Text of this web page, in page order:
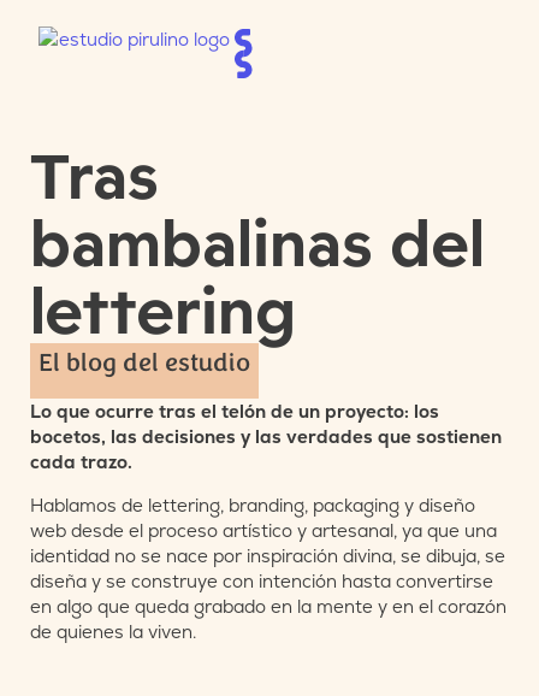
Tras
bambalinas del
lettering
El blog del estudio
Lo que ocurre tras el telón de un proyecto: los
bocetos, las decisiones y las verdades que sostienen
cada trazo.
Hablamos de lettering, branding, packaging y diseño
web desde el proceso artístico y artesanal, ya que una
identidad no se nace por inspiración divina, se dibuja, se
diseña y se construye con intención hasta convertirse
en algo que queda grabado en la mente y en el corazón
de quienes la viven.